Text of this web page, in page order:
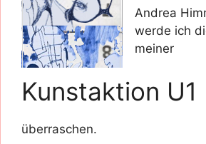
Andrea
werde ich
meiner
Kunstaktion U1
überraschen.